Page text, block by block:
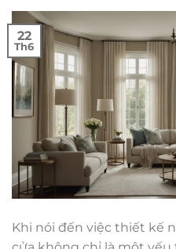
22
Th6
Khi nói đến việc thiết kế